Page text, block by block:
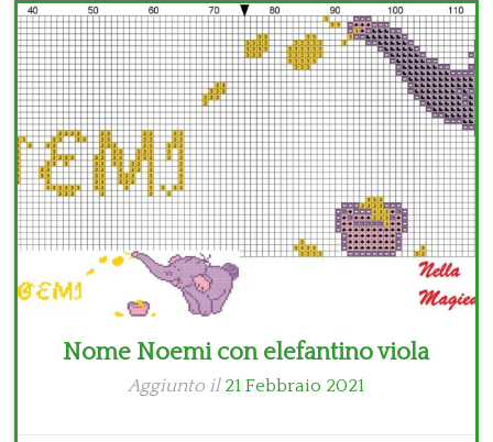
Bambini
Disney
Thun
Nome Noemi con elefantino viola
Aggiunto il 21 Febbraio 2021